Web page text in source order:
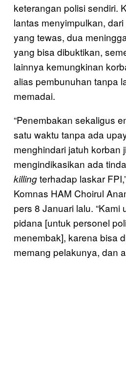
keterangan polisi sendiri.
lantas menyimpulkan,
yang tewas, dua
yang bisa dibuktikan,
lainnya kemungkinan
alias pembunuhan tanpa
memadai.
“Penembakan sekaligus
satu waktu tanpa ada
menghindari jatuh korban
mengindikasikan ada
killingterhadap laskar
Komnas HAM Choirul
pers 8 Januari lalu.
pidana [untuk personel
menembak], karena bisa
memang pelakunya, dan